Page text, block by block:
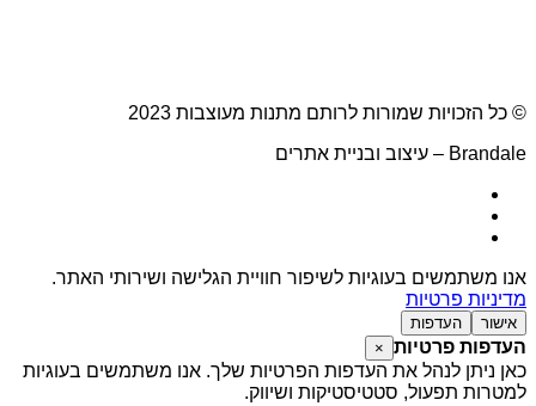
© כל הזכויות שמורות לרותם מתנות מעוצבות 2023
Brandale – עיצוב ובניית אתרים
אנו משתמשים בעוגיות לשיפור חוויית הגלישה ושירותי האתר.
מדיניות פרטיות
אישור העדפות
העדפות פרטיות ×
כאן ניתן לנהל את העדפות הפרטיות שלך. אנו משתמשים בעוגיות
למטרות תפעול, סטטיסטיקות ושיווק.